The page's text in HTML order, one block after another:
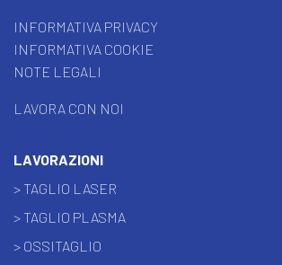
INFORMATIVA PRIVACY
INFORMATIVA COOKIE
NOTE LEGALI
LAVORA CON NOI
LAVORAZIONI
> TAGLIO LASER
> TAGLIO PLASMA
> OSSITAGLIO